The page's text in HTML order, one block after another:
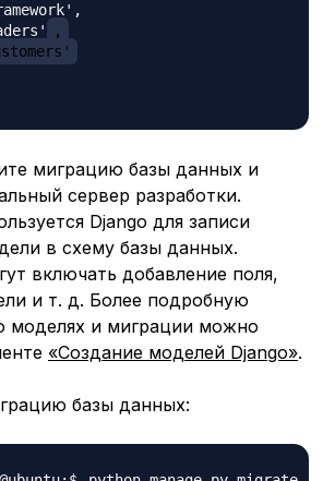
,
миграцию базы данных и
сервер разработки.
Django для записи
в схему базы данных.
включать добавление поля,
и т. д. Более подробную
моделях и миграции можно
«Создание моделей Django».
базы данных: